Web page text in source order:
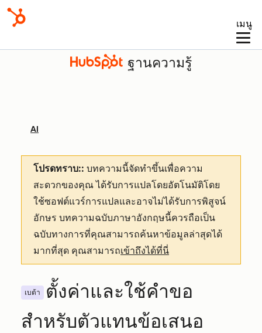
เมนู
ฐานความรู้
AI
โปรดทราบ:: บทความนี้จัดทำขึ้นเพื่อความ
สะดวกของคุณได้รับการแปลโดยอัตโนมัติโดย
ใช้ซอฟต์แวร์การแปลและอาจไม่ได้รับการพิสูจน์
อักษร บทความฉบับภาษาอังกฤษนี้ควรถือเป็น
ฉบับทางการที่คุณสามารถค้นหาข้อมูลล่าสุดได้
มากที่สุด คุณสามารถเข้าถึงได้ที่นี่
เบต้า
ตั้งค่าและใช้คำขอ
สำหรับตัวแทนข้อเสนอ